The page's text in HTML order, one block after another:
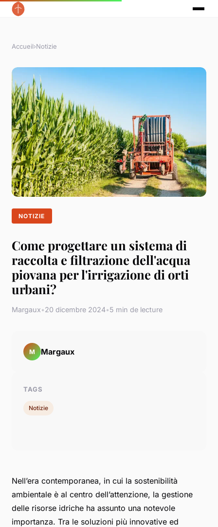
Accueil›Notizie
NOTIZIE
Come progettare un sistema di
raccolta e filtrazione dell'acqua
piovana per l'irrigazione di orti
urbani?
Margaux•20 dicembre 2024•5 min de lecture
Nell’era contemporanea, in cui la sostenibilità
ambientale è al centro dell’attenzione, la gestione
delle risorse idriche ha assunto una notevole
importanza. Tra le soluzioni più innovative ed
M Margaux
TAGS
Notizie